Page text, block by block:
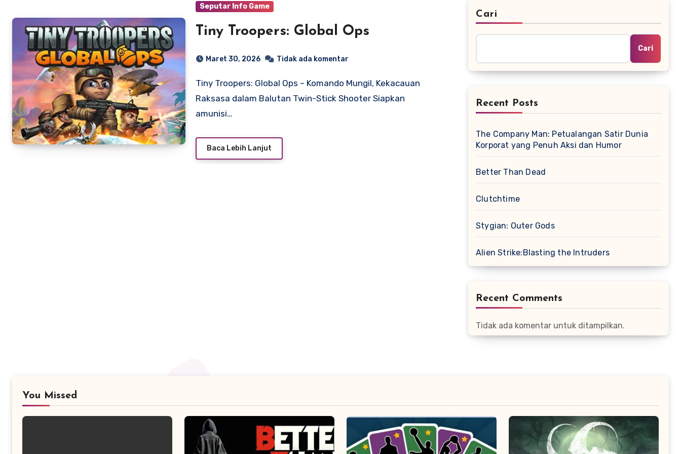
Seputar Info Game
Tiny Troopers: Global Ops
Maret 30, 2026 Tidak ada komentar
Tiny Troopers: Global Ops – Komando Mungil, Kekacauan
Raksasa dalam Balutan Twin-Stick Shooter Siapkan
amunisi…
Baca Lebih Lanjut
Cari
Cari
Recent Posts
The Company Man: Petualangan Satir Dunia
Korporat yang Penuh Aksi dan Humor
Better Than Dead
Clutchtime
Stygian: Outer Gods
Alien Strike:Blasting the Intruders
Recent Comments
Tidak ada komentar untuk ditampilkan.
You Missed